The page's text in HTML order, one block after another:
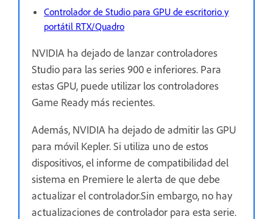
Controlador de Studio para GPU de escritorio y
portátil RTX/Quadro
NVIDIA ha dejado de lanzar controladores
Studio para las series 900 e inferiores. Para
estas GPU, puede utilizar los controladores
Game Ready más recientes.
Además, NVIDIA ha dejado de admitir las GPU
para móvil Kepler. Si utiliza uno de estos
dispositivos, el informe de compatibilidad del
sistema en Premiere le alerta de que debe
actualizar el controlador.Sin embargo, no hay
actualizaciones de controlador para esta serie.